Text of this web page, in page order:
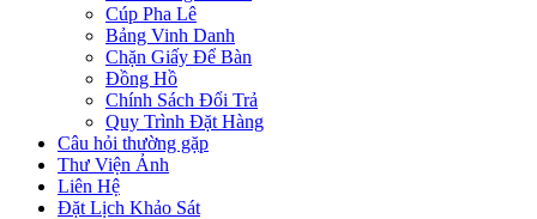
Cúp Pha Lê
Bảng Vinh Danh
Chặn Giấy Để Bàn
Đồng Hồ
Chính Sách Đổi Trả
Quy Trình Đặt Hàng
Câu hỏi thường gặp
Thư Viện Ảnh
Liên Hệ
Đặt Lịch Khảo Sát